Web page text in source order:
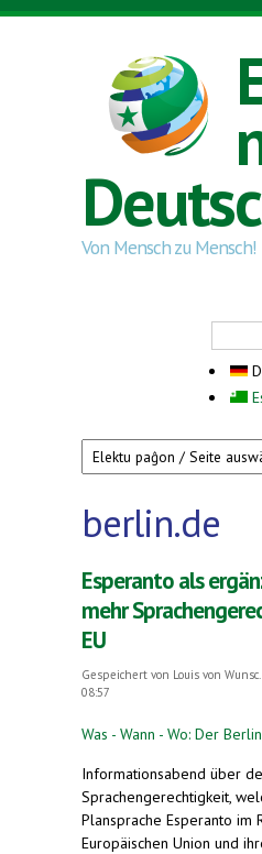
Direkt zum Inhalt
Von Mensch zu Mensch!
berlin.de
Esperanto als
mehr
EU
Gespeichert von Louis von Wunsc...
08:57
Was - Wann - Wo: Der
Informationsabend über
Sprachengerechtigkeit,
Plansprache Esperanto im
Europäischen Union und